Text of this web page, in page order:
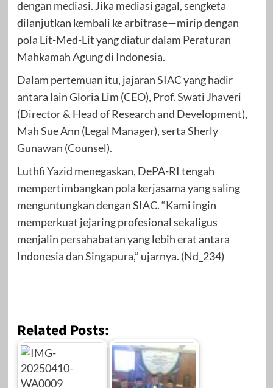
dengan mediasi. Jika mediasi gagal, sengketa
dilanjutkan kembali ke arbitrase—mirip dengan
pola Lit-Med-Lit yang diatur dalam Peraturan
Mahkamah Agung di Indonesia.
Dalam pertemuan itu, jajaran SIAC yang hadir
antara lain Gloria Lim (CEO), Prof. Swati Jhaveri
(Director & Head of Research and Development),
Mah Sue Ann (Legal Manager), serta Sherly
Gunawan (Counsel).
Luthfi Yazid menegaskan, DePA-RI tengah
mempertimbangkan pola kerjasama yang saling
menguntungkan dengan SIAC. “Kami ingin
memperkuat jejaring profesional sekaligus
menjalin persahabatan yang lebih erat antara
Indonesia dan Singapura,” ujarnya. (Nd_234)
Related Posts: